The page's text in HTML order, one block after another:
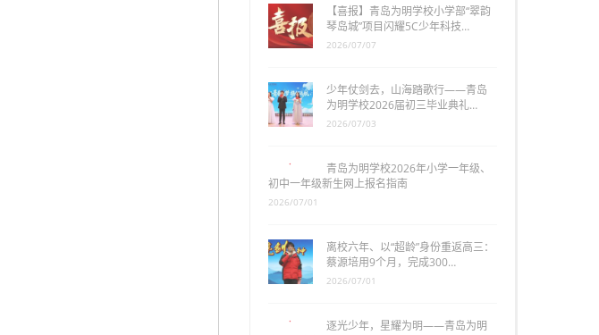
【喜报】青岛为明学校小学部“翠韵
琴岛城”项目闪耀5C少年科技…
2026/07/07
少年仗剑去，山海踏歌行——青岛
为明学校2026届初三毕业典礼…
2026/07/03
青岛为明学校2026年小学一年级、
初中一年级新生网上报名指南
离校六年、以“超龄”身份重返高三：
蔡源培用9个月，完成300…
2026/07/01
逐光少年，星耀为明——青岛为明